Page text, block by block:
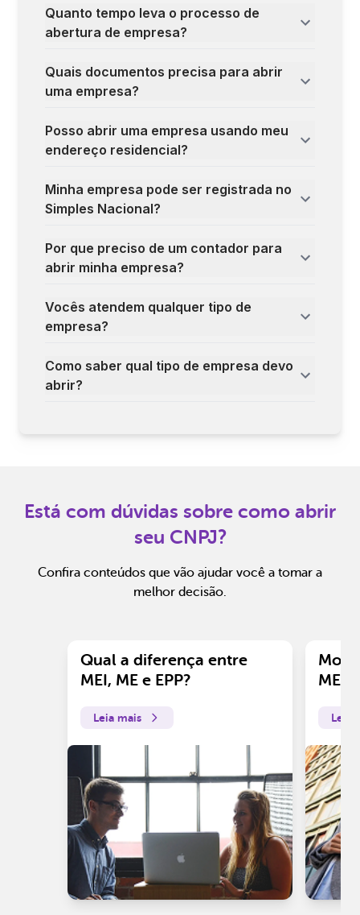
Quanto tempo leva o processo de
abertura de empresa?
Quais documentos precisa para abrir
uma empresa?
Posso abrir uma empresa usando meu
endereço residencial?
Minha empresa pode ser registrada no
Simples Nacional?
Por que preciso de um contador para
abrir minha empresa?
Vocês atendem qualquer tipo de
empresa?
Como saber qual tipo de empresa devo
abrir?
Está com dúvidas sobre como abrir
seu CNPJ?
Confira conteúdos que vão ajudar você a tomar a
melhor decisão.
Qual a diferença entre
MEI, ME e EPP?
Leia mais
ME?
Leia